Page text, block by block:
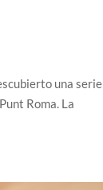
una serie
Roma. La